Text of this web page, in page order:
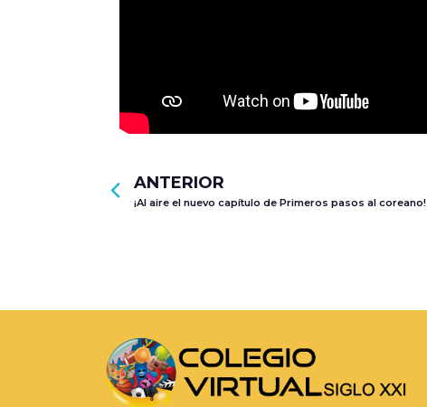
ANTERIOR
¡Al aire el nuevo capítulo de Primeros pasos al coreano!